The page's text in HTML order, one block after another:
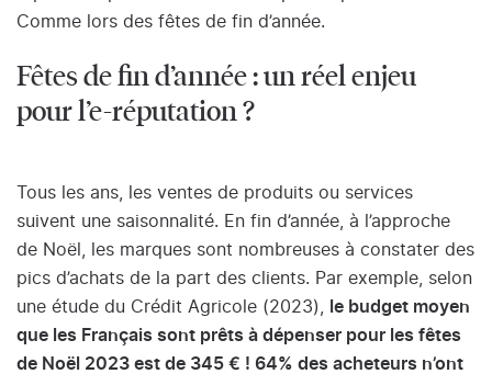
Comme lors des fêtes de fin d’année.
Fêtes de fin d’année : un réel enjeu
pour l’e-réputation ?
Tous les ans, les ventes de produits ou services
suivent une saisonnalité. En fin d’année, à l’approche
de Noël, les marques sont nombreuses à constater des
pics d’achats de la part des clients. Par exemple, selon
une étude du Crédit Agricole (2023),
le budget moyen
que les Français sont prêts à dépenser pour les fêtes
de Noël 2023 est de 345 € ! 64% des acheteurs n’ont